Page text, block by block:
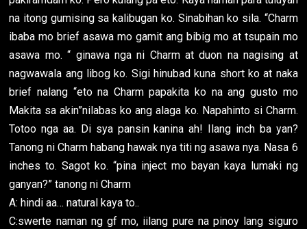
na itong gumising sa kalibugan ko. Sinabihan ko sila. “Charm
ibaba mo brief asawa mo gamit ang bibig mo at tsupain mo
asawa mo. “ ginawa nga ni Charm at duon na nagising at
nagwawala ang libog ko. Sigi hinubad kuna short ko at naka
brief nalang “eto na Charm papakita ko na ang gusto mo
Makita sa akin”nilabas ko ang alaga ko. Napahinto si Charm.
Totoo nga aa. Di sya pansin kanina ah! Ilang inch ba yan?
Tanong ni Charm habang hawak nya titi ng asawa nya. Nasa 6
inches to. Sagot ko. “pina inject mo bayan kaya lumaki ng
ganyan?” tanong ni Charm
A: hindi aa… natural kaya to..
C:swerte naman ng gf mo, iilang pure na pinoy lang siguro